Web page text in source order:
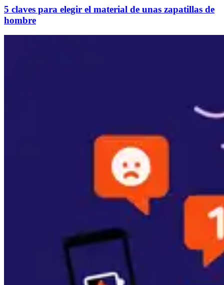
5 claves para elegir el material de unas zapatillas de
hombre